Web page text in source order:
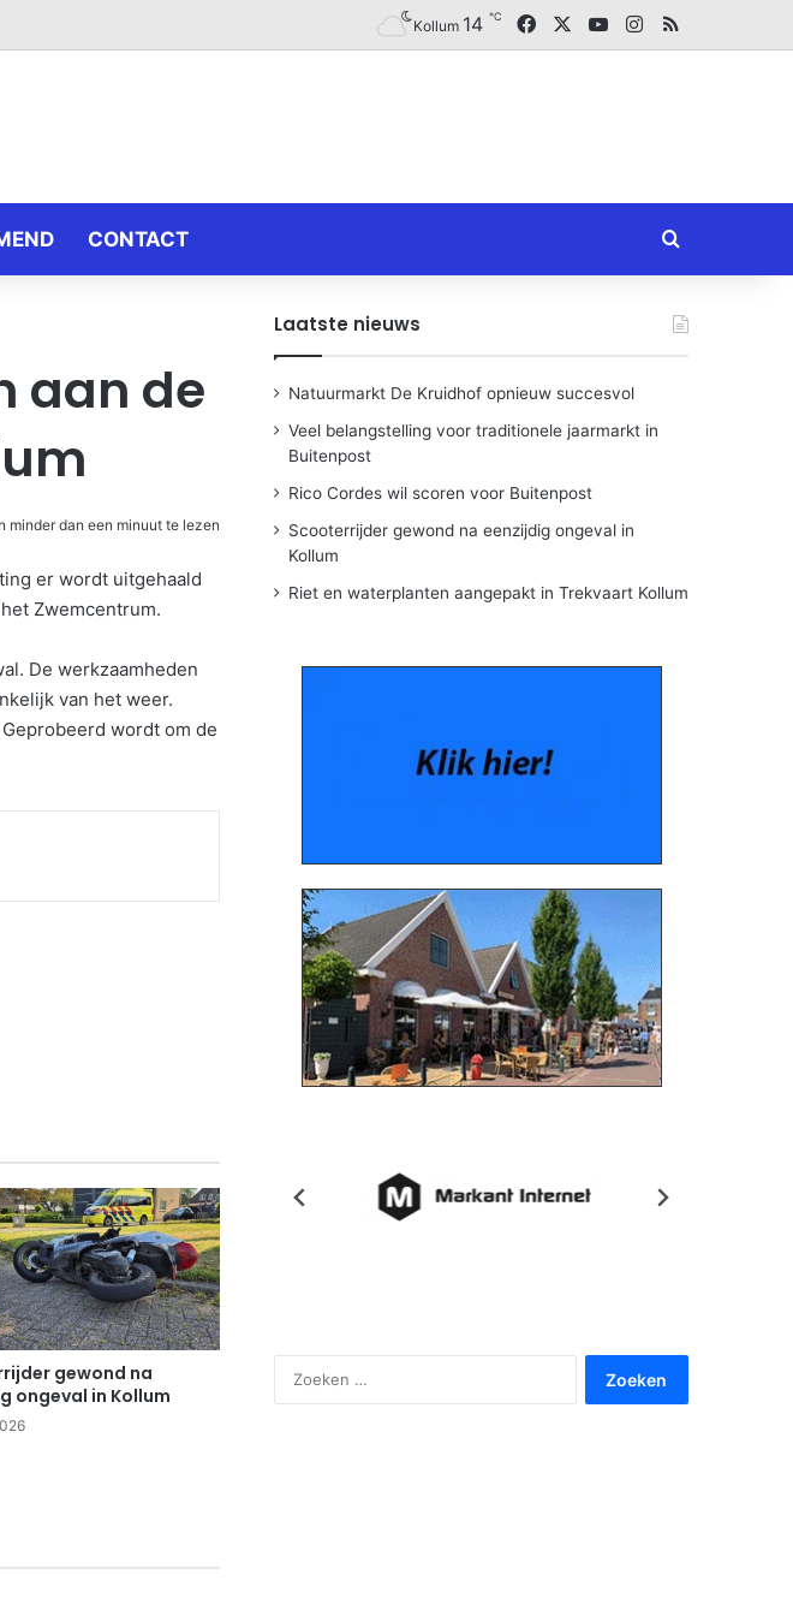
Kollum 14 ℃ FacebookYouTubeInstagram
RSS
CONTACT Zoeken naar
aan de
minder dan een minuut te lezen
er wordt uitgehaald
Zwemcentrum.
De werkzaamheden
van het weer.
wordt om de
gewond na
ongeval in Kollum
Laatste nieuws
Natuurmarkt De Kruidhof opnieuw succesvol
Veel belangstelling voor traditionele jaarmarkt in
Buitenpost
Rico Cordes wil scoren voor Buitenpost
Scooterrijder gewond na eenzijdig ongeval in
Kollum
Riet en waterplanten aangepakt in Trekvaart Kollum
naar: